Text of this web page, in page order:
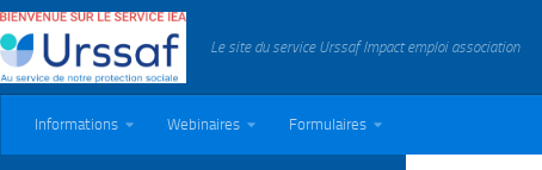
Skip to content
Le site du service Urssaf Impact emploi association
Informations Webinaires Formulaires